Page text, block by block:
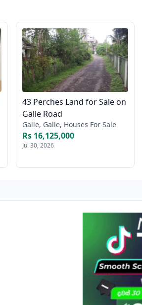
43 Perches Land for Sale on
Galle Road
Galle, Galle, Houses For Sale
Rs 16,125,000
Jul 30, 2026